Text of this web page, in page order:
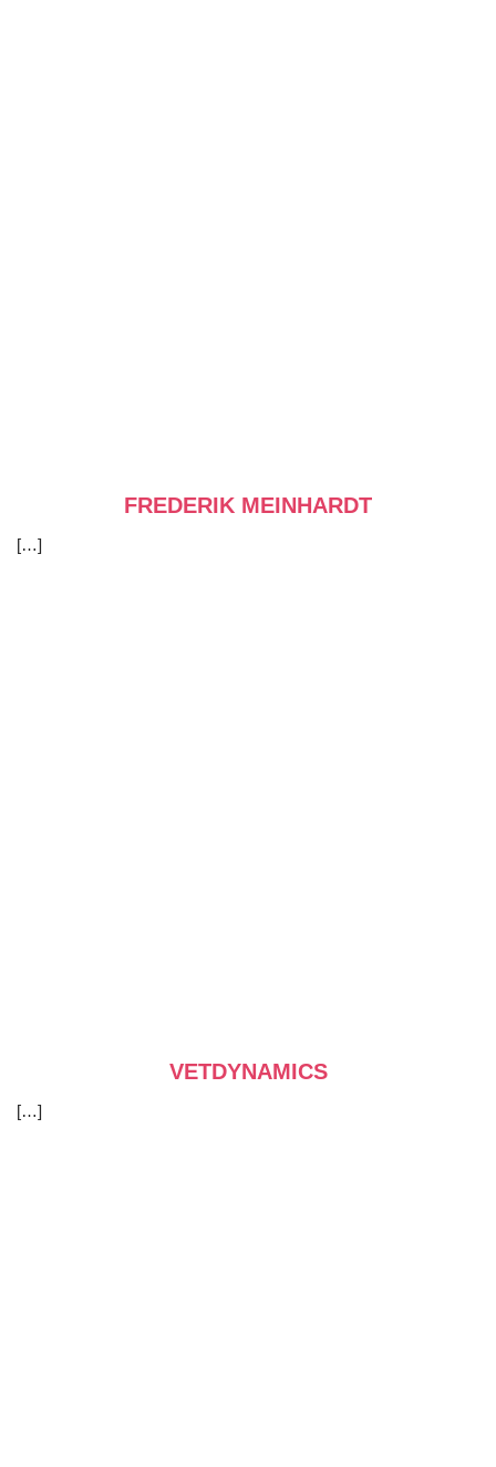
FREDERIK MEINHARDT
[…]
VETDYNAMICS
[…]